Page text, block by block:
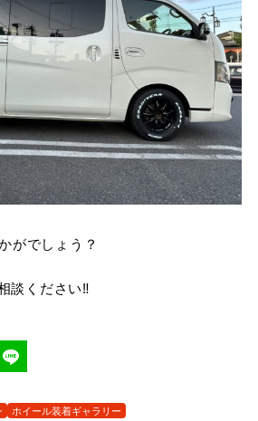
がでしょう？
談ください‼
ホイール装着ギャラリー